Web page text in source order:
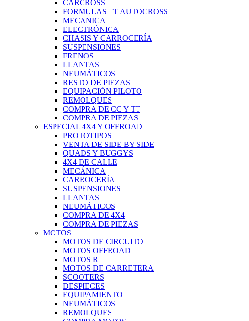
CARCROSS
FORMULAS TT AUTOCROSS
MECANICA
ELECTRÓNICA
CHASIS Y CARROCERÍA
SUSPENSIONES
FRENOS
LLANTAS
NEUMÁTICOS
RESTO DE PIEZAS
EQUIPACIÓN PILOTO
REMOLQUES
COMPRA DE CC Y TT
COMPRA DE PIEZAS
ESPECIAL 4X4 Y OFFROAD
PROTOTIPOS
VENTA DE SIDE BY SIDE
QUADS Y BUGGYS
4X4 DE CALLE
MECÁNICA
CARROCERÍA
SUSPENSIONES
LLANTAS
NEUMÁTICOS
COMPRA DE 4X4
COMPRA DE PIEZAS
MOTOS
MOTOS DE CIRCUITO
MOTOS OFFROAD
MOTOS R
MOTOS DE CARRETERA
SCOOTERS
DESPIECES
EQUIPAMIENTO
NEUMÁTICOS
REMOLQUES